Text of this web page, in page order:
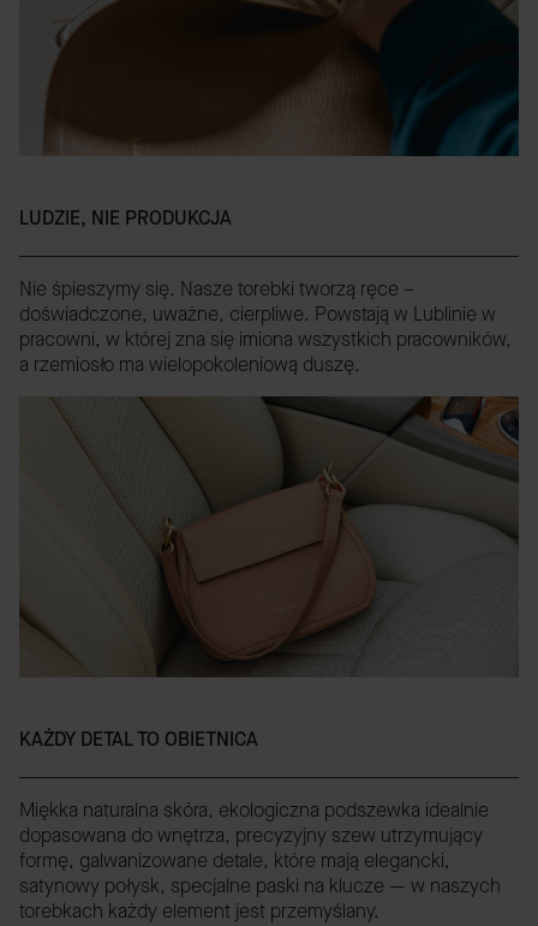
LUDZIE, NIE PRODUKCJA
Nie śpieszymy się. Nasze torebki tworzą ręce –
doświadczone, uważne, cierpliwe. Powstają w Lublinie w
pracowni, w której zna się imiona wszystkich pracowników,
a rzemiosło ma wielopokoleniową duszę.
KAŻDY DETAL TO OBIETNICA
Miękka naturalna skóra, ekologiczna podszewka idealnie
dopasowana do wnętrza, precyzyjny szew utrzymujący
formę, galwanizowane detale, które mają elegancki,
satynowy połysk, specjalne paski na klucze — w naszych
torebkach każdy element jest przemyślany.